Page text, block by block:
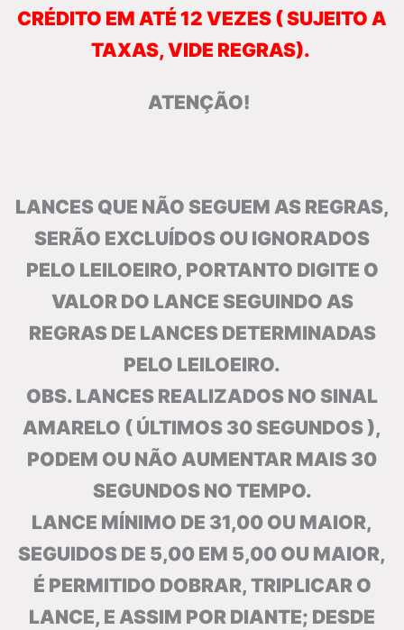
CRÉDITO EM ATÉ 12 VEZES ( SUJEITO A
TAXAS, VIDE REGRAS).
ATENÇÃO!
LANCES QUE NÃO SEGUEM AS REGRAS,
SERÃO EXCLUÍDOS OU IGNORADOS
PELO LEILOEIRO, PORTANTO DIGITE O
VALOR DO LANCE SEGUINDO AS
REGRAS DE LANCES DETERMINADAS
PELO LEILOEIRO.
OBS. LANCES REALIZADOS NO SINAL
AMARELO ( ÚLTIMOS 30 SEGUNDOS ),
PODEM OU NÃO AUMENTAR MAIS 30
SEGUNDOS NO TEMPO.
LANCE MÍNIMO DE 31,00 OU MAIOR,
SEGUIDOS DE 5,00 EM 5,00 OU MAIOR,
É PERMITIDO DOBRAR, TRIPLICAR O
LANCE, E ASSIM POR DIANTE; DESDE